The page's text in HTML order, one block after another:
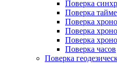
Поверка
Поверка
Поверка
Поверка
Поверка
Поверка часов
Поверка